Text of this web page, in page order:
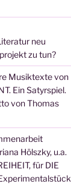
neu
zu tun?
Musiktexte von
Ein Satyrspiel.
von Thomas
Hölszky, u.a.
für DIE